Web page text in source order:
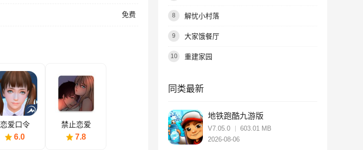
免费
恋爱口令
6.0
禁止恋爱
7.8
8 解忧小村落
9 大家饿餐厅
10 重建家园
同类最新
地铁跑酷九游版
V7.05.0
603.01 MB
2026-08-06